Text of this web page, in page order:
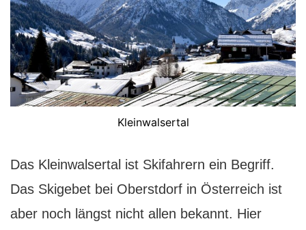
Kleinwalsertal
Das Kleinwalsertal ist Skifahrern ein Begriff.
Das Skigebet bei Oberstdorf in Österreich ist
aber noch längst nicht allen bekannt. Hier